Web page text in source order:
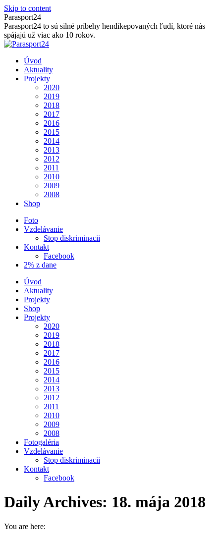
Skip to content
Parasport24
Parasport24 to sú silné príbehy hendikepovaných ľudí, ktoré nás
spájajú už viac ako 10 rokov.
Úvod
Aktuality
Projekty
2020
2019
2018
2017
2016
2015
2014
2013
2012
2011
2010
2009
2008
Shop
Foto
Vzdelávanie
Stop diskriminacii
Kontakt
Facebook
2% z dane
Úvod
Aktuality
Projekty
Shop
Projekty
2020
2019
2018
2017
2016
2015
2014
2013
2012
2011
2010
2009
2008
Fotogaléria
Vzdelávanie
Stop diskriminacii
Kontakt
Facebook
Daily Archives: 18. mája 2018
You are here: